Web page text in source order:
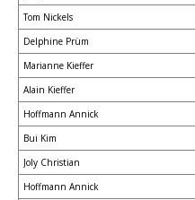
Tom Nickels
Delphine Prüm
Marianne Kieffer
Alain Kieffer
Hoffmann Annick
Bui Kim
Joly Christian
Hoffmann Annick